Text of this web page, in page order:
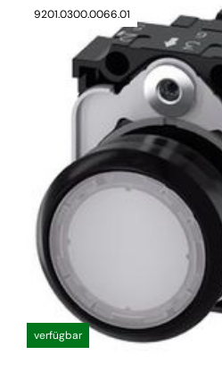
9201.0300.0066.01
verfügbar